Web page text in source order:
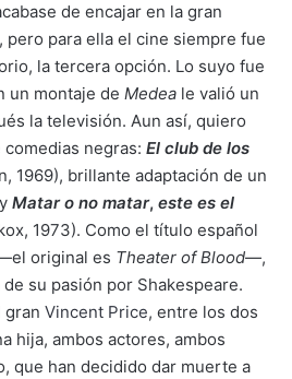
de encajar en la gran
pero para ella el cine siempre fue
la tercera opción. Lo suyo fue
un montaje de Medea le valió un
la televisión. Aun así, quiero
negras: El club de los
1969), brillante adaptación de un
Matar o no matar, este es el
1973). Como el título español
original es Theater of Blood—,
su pasión por Shakespeare.
gran Vincent Price, entre los dos
hija, ambos actores, ambos
que han decidido dar muerte a